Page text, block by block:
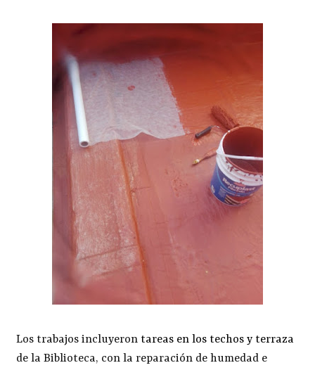
Los trabajos incluyeron tareas en los techos y terraza
de la Biblioteca, con la reparación de humedad e